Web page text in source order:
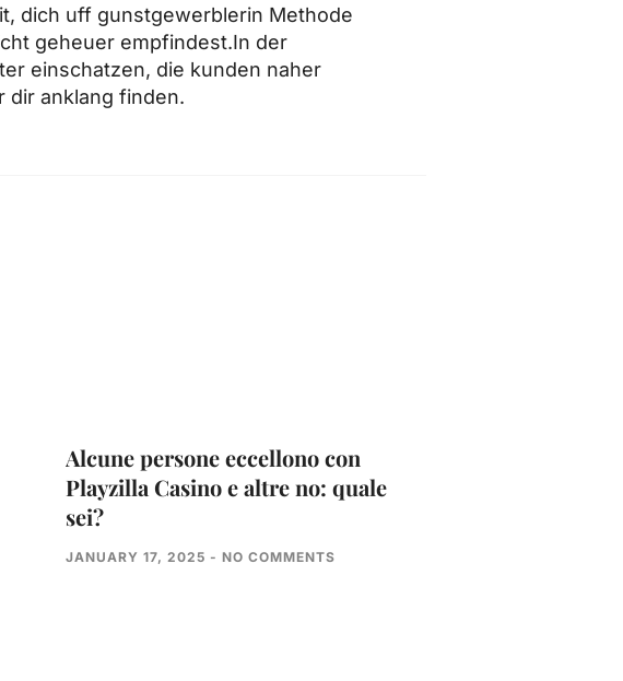
dich uff gunstgewerblerin Methode
geheuer empfindest.In der
einschatzen, die kunden naher
dir anklang finden.
Alcune persone eccellono con
Playzilla Casino e altre no: quale
sei?
JANUARY 17, 2025 NO COMMENTS